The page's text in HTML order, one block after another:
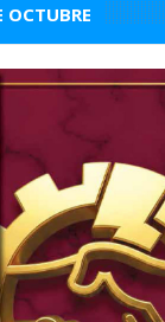
OCTUBRE